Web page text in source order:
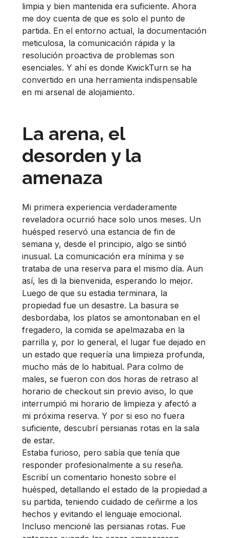
limpia y bien mantenida era suficiente. Ahora
me doy cuenta de que es solo el punto de
partida. En el entorno actual, la documentación
meticulosa, la comunicación rápida y la
resolución proactiva de problemas son
esenciales. Y ahí es donde KwickTurn se ha
convertido en una herramienta indispensable
en mi arsenal de alojamiento.
La arena, el
desorden y la
amenaza
Mi primera experiencia verdaderamente
reveladora ocurrió hace solo unos meses. Un
huésped reservó una estancia de fin de
semana y, desde el principio, algo se sintió
inusual. La comunicación era mínima y se
trataba de una reserva para el mismo día. Aun
así, les di la bienvenida, esperando lo mejor.
Luego de que su estadia terminara, la
propiedad fue un desastre. La basura se
desbordaba, los platos se amontonaban en el
fregadero, la comida se apelmazaba en la
parrilla y, por lo general, el lugar fue dejado en
un estado que requería una limpieza profunda,
mucho más de lo habitual. Para colmo de
males, se fueron con dos horas de retraso al
horario de checkout sin previo aviso, lo que
interrumpió mi horario de limpieza y afectó a
mi próxima reserva. Y por si eso no fuera
suficiente, descubrí persianas rotas en la sala
de estar.
Estaba furioso, pero sabía que tenía que
responder profesionalmente a su reseña.
Escribí un comentario honesto sobre el
huésped, detallando el estado de la propiedad a
su partida, teniendo cuidado de ceñirme a los
hechos y evitando el lenguaje emocional.
Incluso mencioné las persianas rotas. Fue